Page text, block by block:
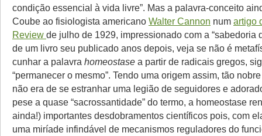
condição essencial à vida livre”. Mas a palavra-conceito
Coube ao fisiologista americano Walter Cannon num artigo
Review de julho de 1929, impressionado com a “sabedoria
de um livro seu publicado anos depois, veja se não é
cunhar a palavra homeostase a partir de radicais gregos,
“permanecer o mesmo”. Tendo uma origem assim, tão
não era de se estranhar uma legião de seguidores e
pese a quase “sacrossantidade” do termo, a homeostase
ainda!) importantes desdobramentos científicos pois, com
uma miríade infindável de mecanismos reguladores do